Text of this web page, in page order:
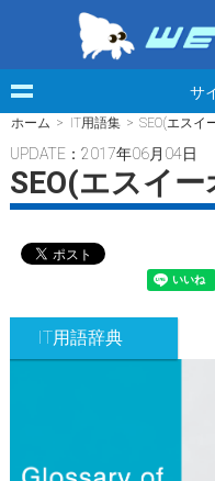
サ
ホーム > IT用語集 > SEO(エスイ
UPDATE：2017年06月04日
SEO(エスイー
IT用語辞典